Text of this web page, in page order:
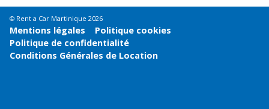
© Rent a Car Martinique 2026
Mentions légales
Politique cookies
Politique de confidentialité
Conditions Générales de Location